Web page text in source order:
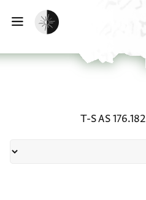
تفعيل الوضع المظلم
T-S AS 176.182